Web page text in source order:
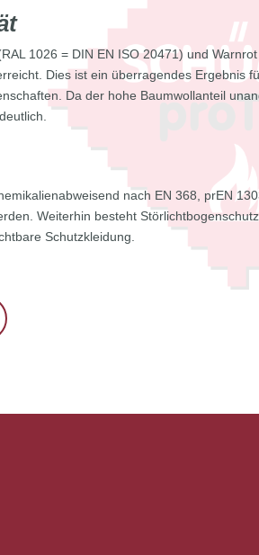
1026 = DIN EN ISO 20471) und
Dies ist ein überragendes
Da der hohe Baumwollanteil
nach EN 368, prEN
Weiterhin besteht
Schutzkleidung.